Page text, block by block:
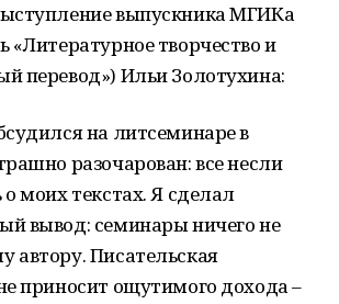
выпускника МГИКа
«Литературное творчество и
перевод») Ильи Золотухина:
на литсеминаре в
разочарован: все несли
моих текстах. Я сделал
вывод: семинары ничего не
автору. Писательская
приносит ощутимого дохода –